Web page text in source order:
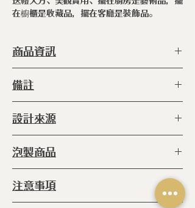
在櫥櫃是收藏品，擺在客廳是裝飾品。
商品資訊
種 類 ：
尺 寸 ：H:95 mm L:77 mm
容 量 ：
重 量 ：0.28公斤
材 質 ：
產
地 ：日本
備註
設計來源
GASH）的城市插圖。希望您能找到
一個喜歡的城市。
泡製商品
注意事項